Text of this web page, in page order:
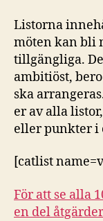
Listorna
möten kan bli
tillgängliga.
ambitiöst,
ska
er av alla
eller punkter i
[catlist
För att se alla
en del